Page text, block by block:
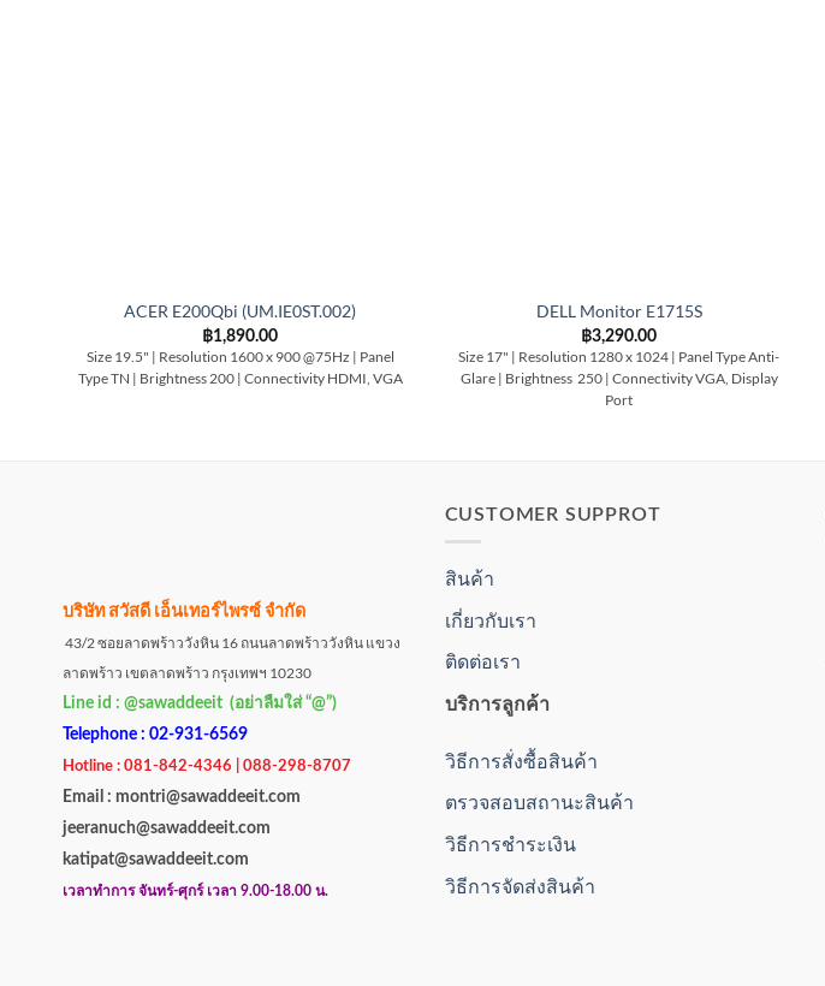
ACER E200Qbi (UM.IE0ST.002)
฿1,890.00
Size 19.5" | Resolution 1600 x 900 @75Hz | Panel
Type TN | Brightness 200 | Connectivity HDMI, VGA
DELL Monitor E1715S
฿3,290.00
Size 17" | Resolution 1280 x 1024 | Panel Type Anti-
Glare | Brightness 250 | Connectivity VGA, Display
Port
บริษัท สวัสดี เอ็นเทอร์ไพรซ์ จำกัด
43/2 ซอยลาดพร้าววังหิน 16 ถนนลาดพร้าววังหิน แขวง
ลาดพร้าว เขตลาดพร้าว กรุงเทพฯ 10230
Line id : @sawaddeeit (อย่าลืมใส่ “@”)
Telephone : 02-931-6569
Hotline : 081-842-4346 | 088-298-8707
Email : montri@sawaddeeit.com
jeeranuch@sawaddeeit.com
katipat@sawaddeeit.com
เวลาทำการ จันทร์-ศุกร์ เวลา 9.00-18.00 น.
CUSTOMER SUPPROT
สินค้า
เกี่ยวกับเรา
ติดต่อเรา
บริการลูกค้า
วิธีการสั่งซื้อสินค้า
ตรวจสอบสถานะสินค้า
วิธีการชำระเงิน
วิธีการจัดส่งสินค้า